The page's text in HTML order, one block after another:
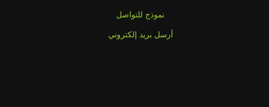
نموذج للتواصل
أرسل بريد إلكتروني